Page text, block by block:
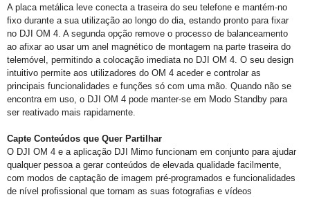
A placa metálica leve conecta a traseira do seu telefone e mantém-no
fixo durante a sua utilização ao longo do dia, estando pronto para fixar
no DJI OM 4. A segunda opção remove o processo de balanceamento
ao afixar ao usar um anel magnético de montagem na parte traseira do
telemóvel, permitindo a colocação imediata no DJI OM 4. O seu design
intuitivo permite aos utilizadores do OM 4 aceder e controlar as
principais funcionalidades e funções só com uma mão. Quando não se
encontra em uso, o DJI OM 4 pode manter-se em Modo Standby para
ser reativado mais rapidamente.
Capte Conteúdos que Quer Partilhar
O DJI OM 4 e a aplicação DJI Mimo funcionam em conjunto para ajudar
qualquer pessoa a gerar conteúdos de elevada qualidade facilmente,
com modos de captação de imagem pré-programados e funcionalidades
de nível profissional que tornam as suas fotografias e vídeos